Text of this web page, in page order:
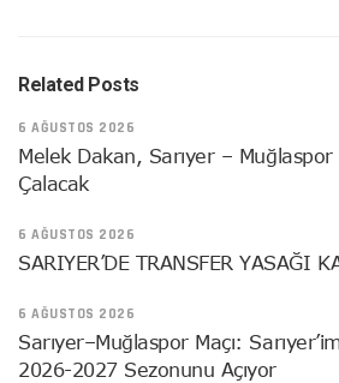
Related Posts
6 AĞUSTOS 2026
Melek Dakan, Sarıyer – Muğlaspor
Çalacak
6 AĞUSTOS 2026
SARIYER’DE TRANSFER YASAĞI
6 AĞUSTOS 2026
Sarıyer–Muğlaspor Maçı:
2026-2027 Sezonunu Açıyor